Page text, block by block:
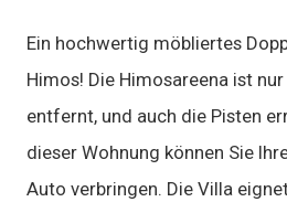
Ein hochwertig möbliertes
Himos! Die Himosareena ist
entfernt, und auch die Pisten
dieser Wohnung können Sie
Auto verbringen. Die Villa